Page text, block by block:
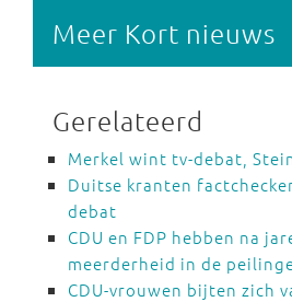
Meer Kort nieuws
Gerelateerd
Merkel wint tv-debat,
Duitse kranten
debat
CDU en FDP hebben na
meerderheid in de
CDU-vrouwen bijten zich